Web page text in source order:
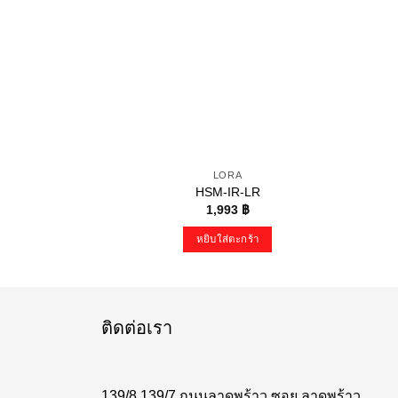
LORA
HSM-IR-LR
1,993 ฿
หยิบใส่ตะกร้า
ติดต่อเรา